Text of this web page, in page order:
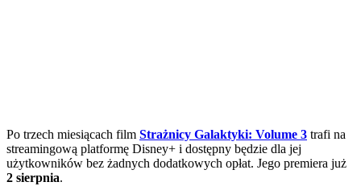
Po trzech miesiącach film Strażnicy Galaktyki: Volume 3 trafi na
streamingową platformę Disney+ i dostępny będzie dla jej
użytkowników bez żadnych dodatkowych opłat. Jego premiera już
2 sierpnia.